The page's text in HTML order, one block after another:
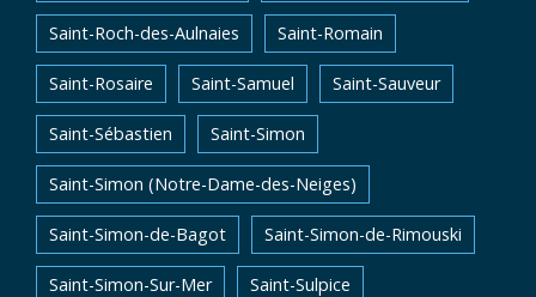
Saint-Roch-des-Aulnaies Saint-Romain
Saint-Rosaire Saint-Samuel Saint-Sauveur
Saint-Sébastien Saint-Simon
Saint-Simon (Notre-Dame-des-Neiges)
Saint-Simon-de-Bagot Saint-Simon-de-Rimouski
Saint-Simon-Sur-Mer Saint-Sulpice